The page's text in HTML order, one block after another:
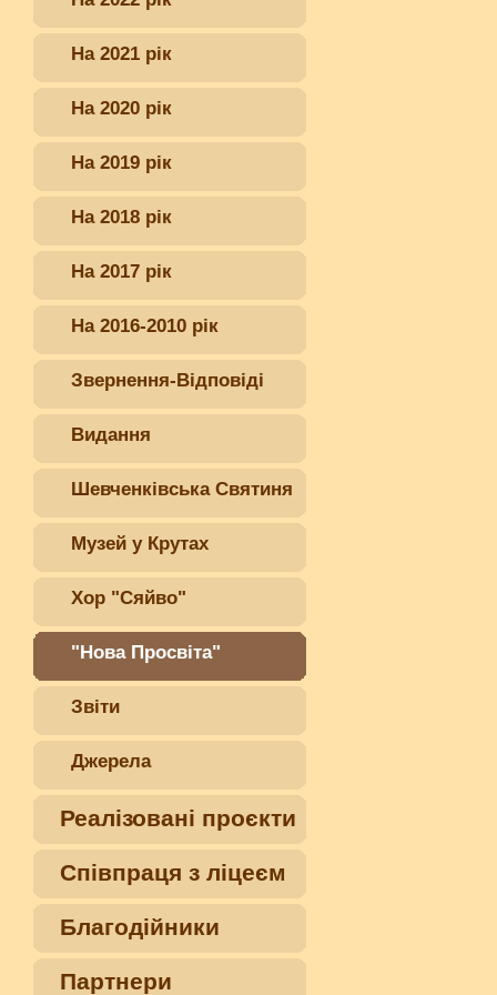
На 2021 рік
На 2020 рік
На 2019 рік
На 2018 рік
На 2017 рік
На 2016-2010 рік
Звернення-Відповіді
Видання
Шевченківська Святиня
Музей у Крутах
Хор "Сяйво"
"Нова Просвіта"
Звіти
Джерела
Реалізовані проєкти
Співпраця з ліцеєм
Благодійники
Партнери